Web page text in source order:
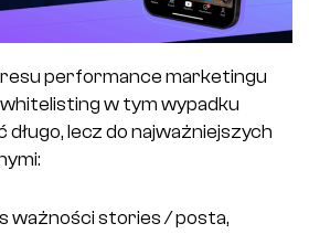
performance marketingu
w tym wypadku
długo, lecz do najważniejszych
ważności stories / posta,